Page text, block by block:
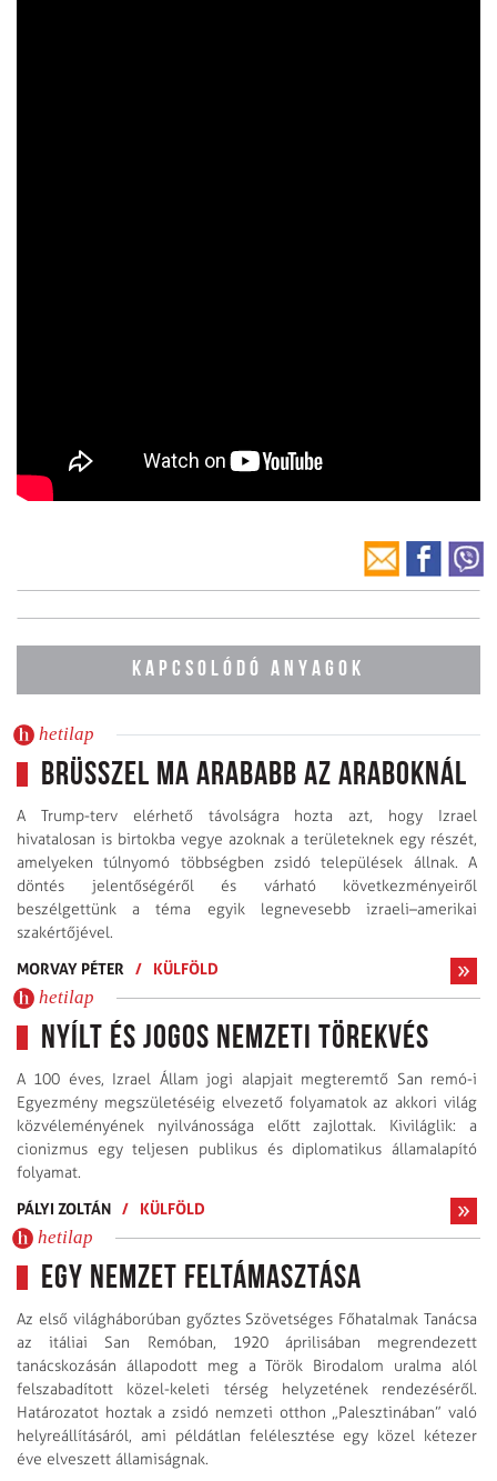
KAPCSOLÓDÓ ANYAGOK
hetilap
Brüsszel ma arababb az araboknál
A Trump-terv elérhető távolságra hozta azt, hogy Izrael
hivatalosan is birtokba vegye azoknak a területeknek egy részét,
amelyeken túlnyomó többségben zsidó települések állnak. A
döntés jelentőségéről és várható következményeiről
beszélgettünk a téma egyik legnevesebb izraeli–amerikai
szakértőjével.
MORVAY PÉTER
/ KÜLFÖLD
hetilap
Nyílt és jogos nemzeti törekvés
A 100 éves, Izrael Állam jogi alapjait megteremtő San remó-i
Egyezmény megszületéséig elvezető folyamatok az akkori világ
közvéleményének nyilvánossága előtt zajlottak. Kiviláglik: a
cionizmus egy teljesen publikus és diplomatikus államalapító
folyamat.
PÁLYI ZOLTÁN / KÜLFÖLD
hetilap
Egy nemzet feltámasztása
Az első világháborúban győztes Szövetséges Főhatalmak Tanácsa
az itáliai San Remóban, 1920 áprilisában megrendezett
tanácskozásán állapodott meg a Török Birodalom uralma alól
felszabadított közel-keleti térség helyzetének rendezéséről.
Határozatot hoztak a zsidó nemzeti otthon „Palesztinában” való
helyreállításáról, ami példátlan felélesztése egy közel kétezer
éve elveszett államiságnak.